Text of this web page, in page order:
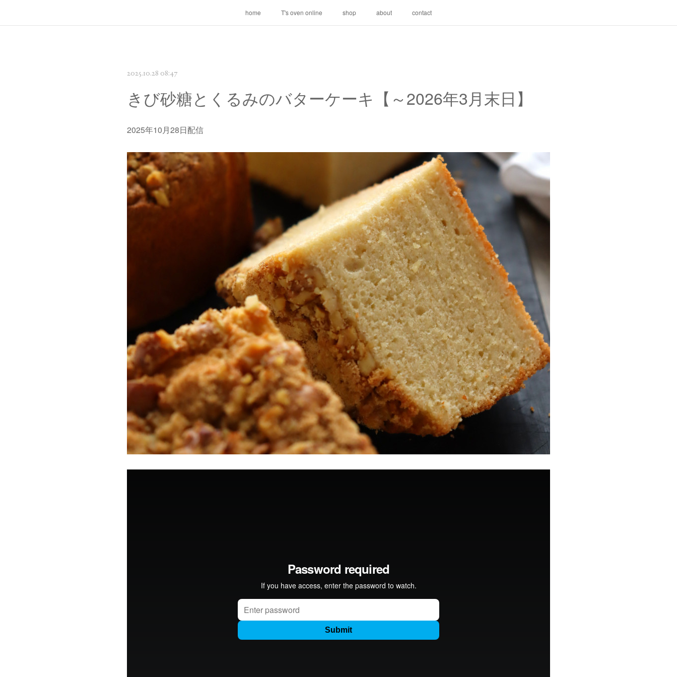
home T's oven online shop about contact
2025.10.28 08:47
きび砂糖とくるみのバターケーキ【～2026年3月末日】
2025年10月28日配信